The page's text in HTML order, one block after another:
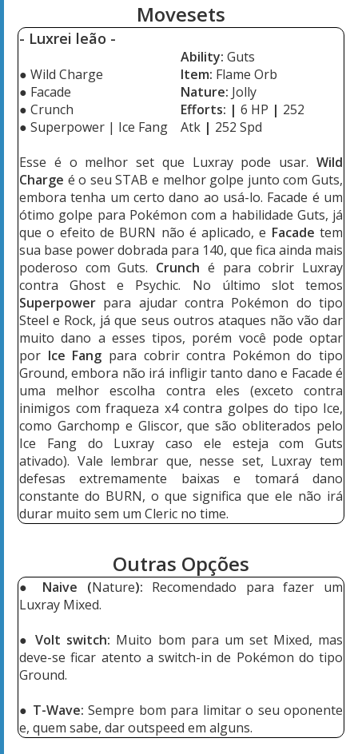
Movesets
- Luxrei leão -
● Wild Charge
● Facade
● Crunch
● Superpower | Ice Fang
Ability: Guts
Item: Flame Orb
Nature: Jolly
Efforts: | 6 HP | 252
Atk | 252 Spd
Esse é o melhor set que Luxray pode usar. Wild
Charge é o seu STAB e melhor golpe junto com Guts,
embora tenha um certo dano ao usá-lo. Facade é um
ótimo golpe para Pokémon com a habilidade Guts, já
que o efeito de BURN não é aplicado, e Facade tem
sua base power dobrada para 140, que fica ainda mais
poderoso com Guts. Crunch é para cobrir Luxray
contra Ghost e Psychic. No último slot temos
Superpower para ajudar contra Pokémon do tipo
Steel e Rock, já que seus outros ataques não vão dar
muito dano a esses tipos, porém você pode optar
por Ice Fang para cobrir contra Pokémon do tipo
Ground, embora não irá infligir tanto dano e Facade é
uma melhor escolha contra eles (exceto contra
inimigos com fraqueza x4 contra golpes do tipo Ice,
como Garchomp e Gliscor, que são obliterados pelo
Ice Fang do Luxray caso ele esteja com Guts
ativado). Vale lembrar que, nesse set, Luxray tem
defesas extremamente baixas e tomará dano
constante do BURN, o que significa que ele não irá
durar muito sem um Cleric no time.
Outras Opções
● Naive (Nature): Recomendado para fazer um
Luxray Mixed.
●Volt switch: Muito bom para um set Mixed, mas
deve-se ficar atento a switch-in de Pokémon do tipo
Ground.
● T-Wave:Sempre bom para limitar o seu oponente
e, quem sabe, dar outspeed em alguns.